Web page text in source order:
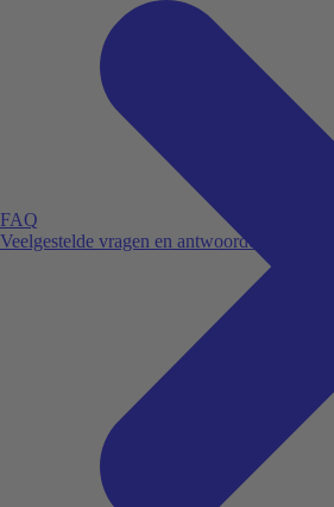
FAQ
Veelgestelde vragen en antwoorden.